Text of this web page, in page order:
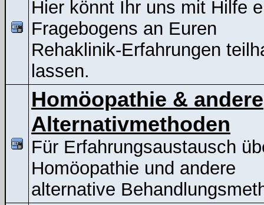
Hier könnt Ihr uns mit Hilfe
Fragebogens an Euren
Rehaklinik-Erfahrungen
lassen.
Homöopathie & andere
Alternativmethoden
Für Erfahrungsaustausch
Homöopathie und andere
alternative